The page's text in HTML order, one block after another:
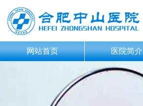
网站首页 医院简介